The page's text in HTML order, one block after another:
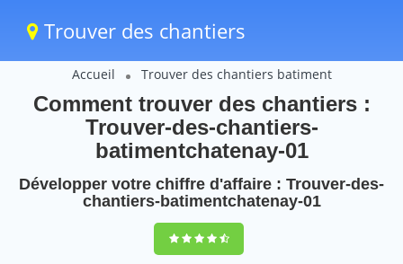
Trouver des chantiers
Accueil Trouver des chantiers batiment
Comment trouver des chantiers :
Trouver-des-chantiers-
batimentchatenay-01
Développer votre chiffre d'affaire : Trouver-des-
chantiers-batimentchatenay-01